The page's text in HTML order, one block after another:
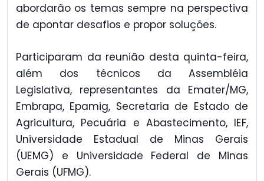
abordarão os temas sempre na perspectiva
de apontar desafios e propor soluções.
Participaram da reunião desta quinta-feira,
além dos técnicos da Assembléia
Legislativa, representantes da Emater/MG,
Embrapa, Epamig, Secretaria de Estado de
Agricultura, Pecuária e Abastecimento, IEF,
Universidade Estadual de Minas Gerais
(UEMG) e Universidade Federal de Minas
Gerais (UFMG).